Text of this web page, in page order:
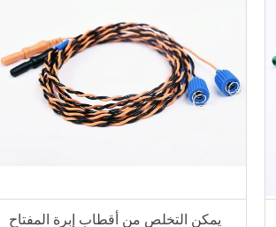
يمكن التخلص من أقطاب إبرة المفتاح